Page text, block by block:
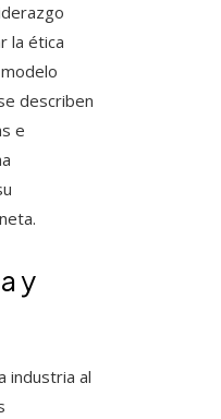
la ética
describen
e
y
industria al